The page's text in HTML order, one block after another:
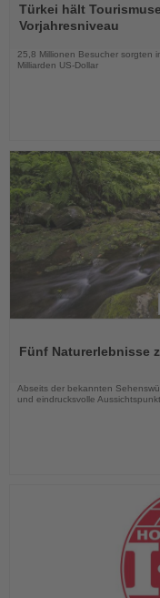
Sie
die
Nachrichten
Türkei hält
Vorjahresniveau
25,8 Millionen Besucher sorgten
Milliarden US-Dollar
dieFünf Naturerlebnisse
Abseits der bekannten
und eindrucksvolle